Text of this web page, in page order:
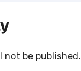
not be published.